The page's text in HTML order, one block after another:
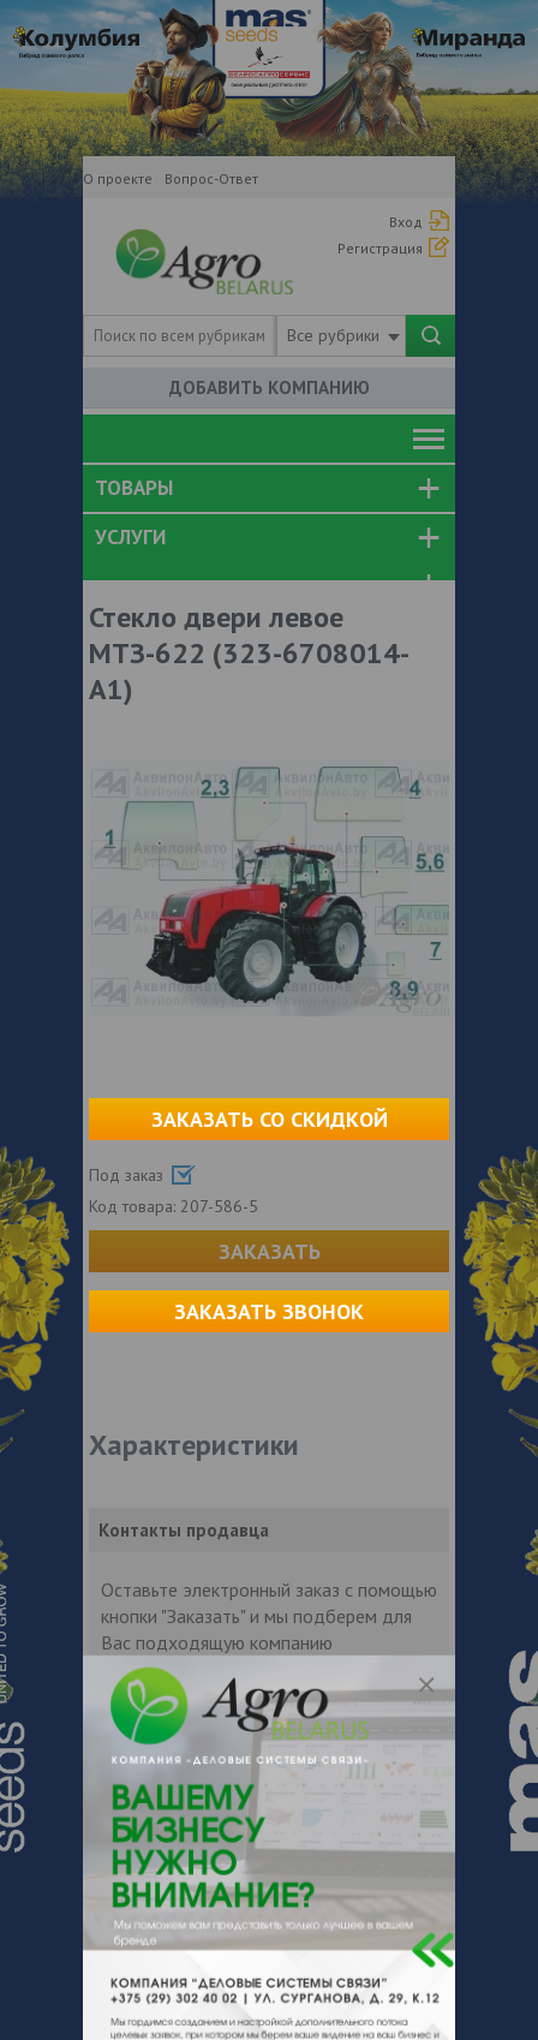
О проекте Вопрос-Ответ
Вход
Регистрация
Все рубрики
ДОБАВИТЬ КОМПАНИЮ
ТОВАРЫ
УСЛУГИ
Стекло двери левое
МТЗ-622 (323-6708014-
А1)
ЗАКАЗАТЬ СО СКИДКОЙ
Под заказ
Код товара: 207-586-5
ЗАКАЗАТЬ
ЗАКАЗАТЬ ЗВОНОК
Характеристики
Контакты продавца
Оставьте электронный заказ с помощью
кнопки "Заказать" и мы подберем для
Вас подходящую компанию
поставщика.